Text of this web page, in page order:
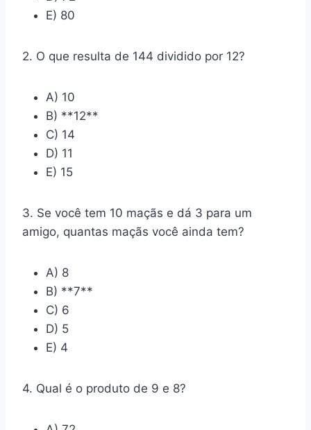
E) 80
2. O que resulta de 144 dividido por 12?
A) 10
B) **12**
C) 14
D) 11
E) 15
3. Se você tem 10 maçãs e dá 3 para um
amigo, quantas maçãs você ainda tem?
A) 8
B) **7**
C) 6
D) 5
E) 4
4. Qual é o produto de 9 e 8?